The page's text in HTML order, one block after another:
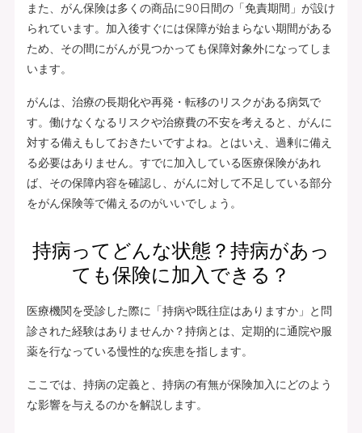
また、がん保険は多くの商品に90日間の「免責期間」が設け
られています。加入後すぐには保障が始まらない期間がある
ため、その間にがんが見つかっても保障対象外になってしま
います。
がんは、治療の長期化や再発・転移のリスクがある病気で
す。働けなくなるリスクや治療費の不安を考えると、がんに
対する備えもしておきたいですよね。とはいえ、過剰に備え
る必要はありません。すでに加入している医療保険があれ
ば、その保障内容を確認し、がんに対して不足している部分
をがん保険等で備えるのがいいでしょう。
持病ってどんな状態？持病があっ
ても保険に加入できる？
医療機関を受診した際に「持病や既往症はありますか」と問
診された経験はありませんか？持病とは、定期的に通院や服
薬を行なっている慢性的な疾患を指します。
ここでは、持病の定義と、持病の有無が保険加入にどのよう
な影響を与えるのかを解説します。